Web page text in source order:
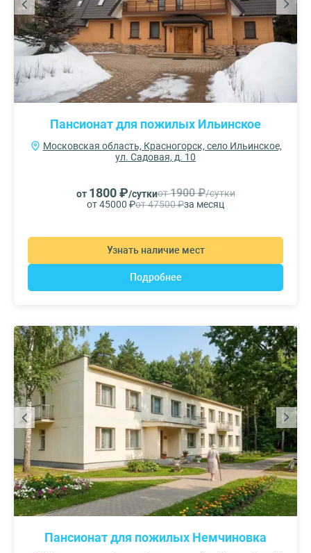
Пансионат для пожилых Ильинское
Московская область, Красногорск, село Ильинское,
ул. Садовая, д. 10
от 1800 ₽/суткиот1900 ₽/сутки
от 45000 ₽от 47500 ₽за месяц
Узнать наличие мест
Подробнее
Пансионат для пожилых Немчиновка